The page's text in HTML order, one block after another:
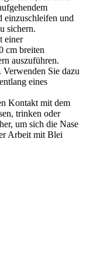
einzuschleifen und
sichern.
einer
cm breiten
auszuführen.
Sie dazu
eines
Kontakt mit dem
trinken oder
um sich die Nase
Arbeit mit Blei